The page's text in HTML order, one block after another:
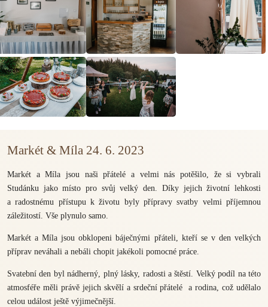
Markét & Míla 24. 6. 2023
Markét a Míla jsou naši přátelé a velmi nás potěšilo, že si vybrali
Studánku jako místo pro svůj velký den. Díky jejich životní lehkosti
a radostnému přístupu k životu byly přípravy svatby velmi příjemnou
záležitostí. Vše plynulo samo.
Markét a Míla jsou obklopeni báječnými přáteli, kteří se v den velkých
příprav neváhali a nebáli chopit jakékoli pomocné práce.
Svatební den byl nádherný, plný lásky, radosti a štěstí. Velký podíl na této
atmosféře měli právě jejich skvělí a srdeční přátelé a rodina, což udělalo
celou událost ještě výjimečnější.